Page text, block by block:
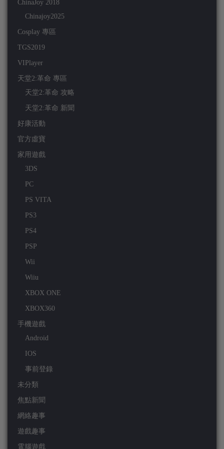
ChinaJoy 2018
Chinajoy2025
Cosplay 專區
TGS2019
VIPlayer
天堂2:革命 專區
天堂2:革命 攻略
天堂2:革命 新聞
好康活動
官方虛寶
家用遊戲
3DS
PC
PS VITA
PS3
PS4
PSP
Wii
Wiiu
XBOX ONE
XBOX360
手機遊戲
Android
IOS
事前登錄
未分類
焦點新聞
網絡趣事
遊戲趣事
電腦遊戲